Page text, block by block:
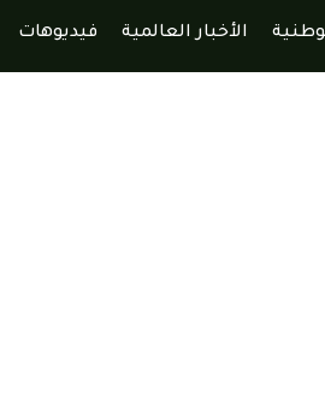
الأخبار العالمية فيديوهات